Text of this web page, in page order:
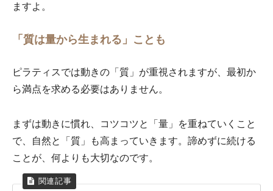
ますよ。
「質は量から生まれる」ことも
ピラティスでは動きの「質」が重視されますが、最初か
ら満点を求める必要はありません。
まずは動きに慣れ、コツコツと「量」を重ねていくこと
で、自然と「質」も高まっていきます。諦めずに続ける
ことが、何よりも大切なのです。